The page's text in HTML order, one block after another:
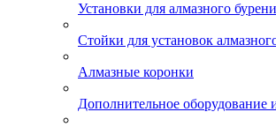
Установки для алмазного
Стойки для установок
Алмазные коронки
Дополнительное оборудование